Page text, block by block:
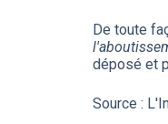
De toute
déposé et
Source :